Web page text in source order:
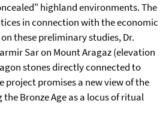
highland environments. The
in connection with the economic
these preliminary studies, Dr.
Sar on Mount Aragaz (elevation
stones directly connected to
promises a new view of the
Bronze Age as a locus of ritual